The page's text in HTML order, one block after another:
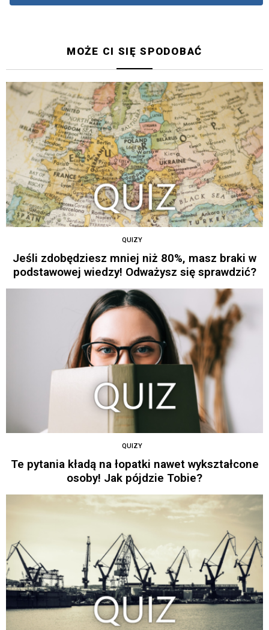
MOŻE CI SIĘ SPODOBAĆ
QUIZY
Jeśli zdobędziesz mniej niż 80%, masz braki w
podstawowej wiedzy! Odważysz się sprawdzić?
QUIZY
Te pytania kładą na łopatki nawet wykształcone
osoby! Jak pójdzie Tobie?